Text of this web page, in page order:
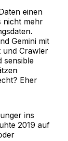
einen
nicht mehr
Gemini mit
und Crawler
sensible
Eher
ins
2019 auf